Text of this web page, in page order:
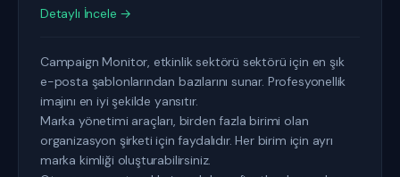
Detaylı İncele →
Campaign Monitor, etkinlik sektörü sektörü için en şık
e-posta şablonlarından bazılarını sunar. Profesyonellik
imajını en iyi şekilde yansıtır.
Marka yönetimi araçları, birden fazla birimi olan
organizasyon şirketi için faydalıdır. Her birim için ayrı
marka kimliği oluşturabilirsiniz.